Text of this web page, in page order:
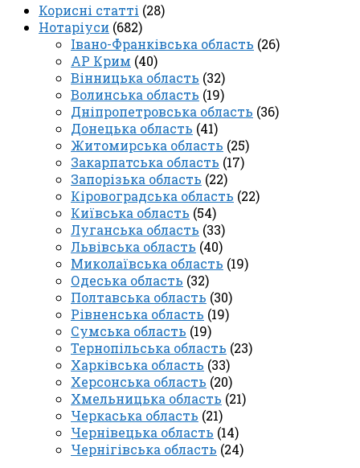
Корисні статті (28)
Нотаріуси (682)
Івано-Франківська область (26)
АР Крим (40)
Вінницька область (32)
Волинська область (19)
Дніпропетровська область (36)
Донецька область (41)
Житомирська область (25)
Закарпатська область (17)
Запорізька область (22)
Кіровоградська область (22)
Київська область (54)
Луганська область (33)
Львівська область (40)
Миколаївська область (19)
Одеська область (32)
Полтавська область (30)
Рівненська область (19)
Сумська область (19)
Тернопільська область (23)
Харківська область (33)
Херсонська область (20)
Хмельницька область (21)
Черкаська область (21)
Чернівецька область (14)
Чернігівська область (24)